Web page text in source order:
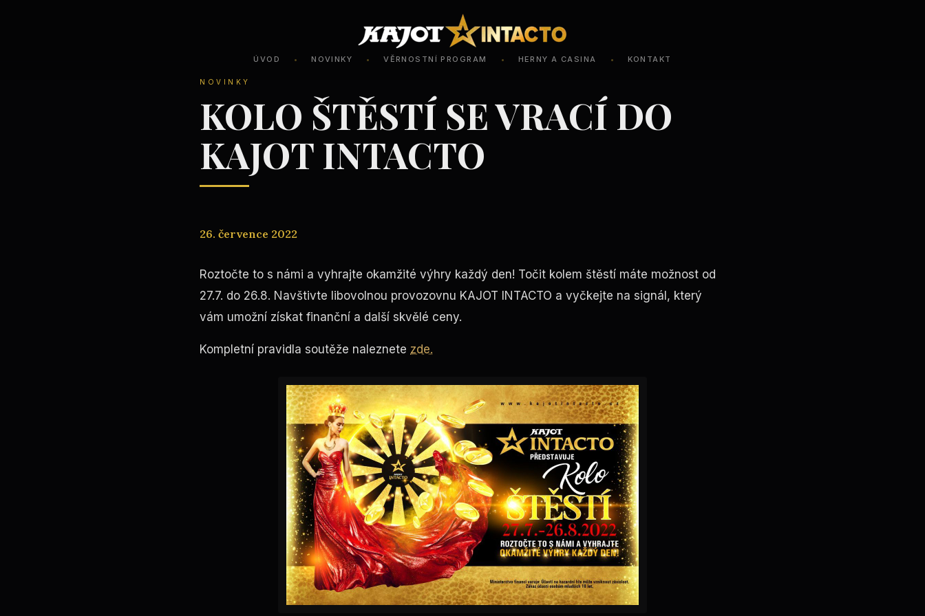
ÚVOD • NOVINKY • VĚRNOSTNÍ PROGRAM • HERNY A CASINA • KONTAKT
NOVINKY
KOLO ŠTĚSTÍ SE VRACÍ DO
KAJOT INTACTO
26. července 2022
Roztočte to s námi a vyhrajte okamžité výhry každý den! Točit kolem štěstí máte možnost od
27.7. do 26.8. Navštivte libovolnou provozovnu KAJOT INTACTO a vyčkejte na signál, který
vám umožní získat finanční a další skvělé ceny.
Kompletní pravidla soutěže naleznete zde.